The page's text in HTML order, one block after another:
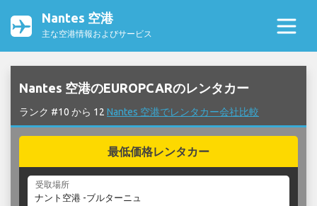
Nantes 空港
主な空港情報およびサービス
Nantes 空港のEUROPCARのレンタカー
ランク #10 から 12 Nantes 空港でレンタカー会社比較
最低価格レンタカー
受取場所